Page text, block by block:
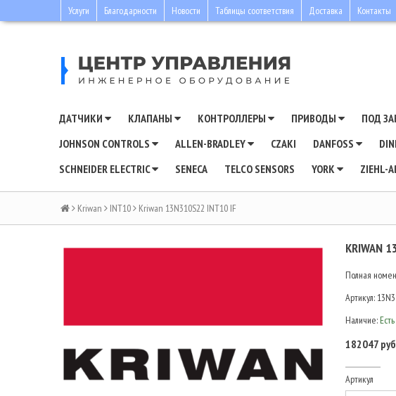
Услуги Благодарности Новости Таблицы соответствия Доставка Контакты
ДАТЧИКИ КЛАПАНЫ КОНТРОЛЛЕРЫ ПРИВОДЫ ПОД
JOHNSON CONTROLS
ALLEN-BRADLEY CZAKI DANFOSS
SCHNEIDER ELECTRIC
SENECA TELCO SENSORS YORK ZIEHL-
Kriwan INT10 Kriwan 13N310S22 INT10 IF
KRIWAN
Полная
Артикул:
Наличие:
182047 руб
Артикул